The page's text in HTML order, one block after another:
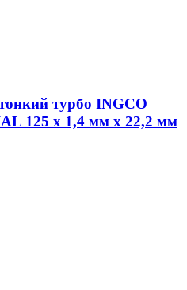
турбо INGCO
125 х 1,4 мм x 22,2 мм